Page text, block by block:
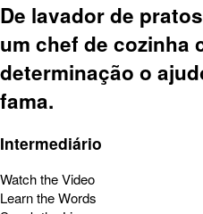
De lavador de
um chef de cozinha
determinação o
fama.
Intermediário
Watch the Video
Learn the Words